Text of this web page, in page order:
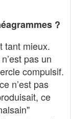
?
tant mieux.
pas un
compulsif.
n’est pas
ce